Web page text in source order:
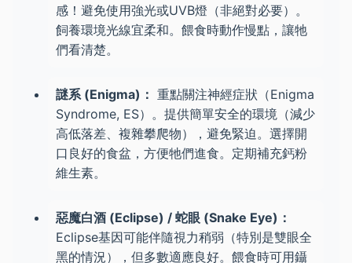
感！避免使用強光或UVB燈（非絕對必要）。
飼養環境光線宜柔和。餵食時動作慢點，讓牠
們看清楚。
謎系 (Enigma)： 重點關注神經症狀（Enigma
Syndrome, ES）。提供簡單安全的環境（減少
高低落差、複雜攀爬物），避免緊迫。選擇開
口良好的食盆，方便牠們進食。定期補充鈣粉
維生素。
惡魔白酒 (Eclipse) / 蛇眼 (Snake Eye)：
Eclipse基因可能伴隨視力稍弱（特別是雙眼全
黑的情況），但多數適應良好。餵食時可用鑷